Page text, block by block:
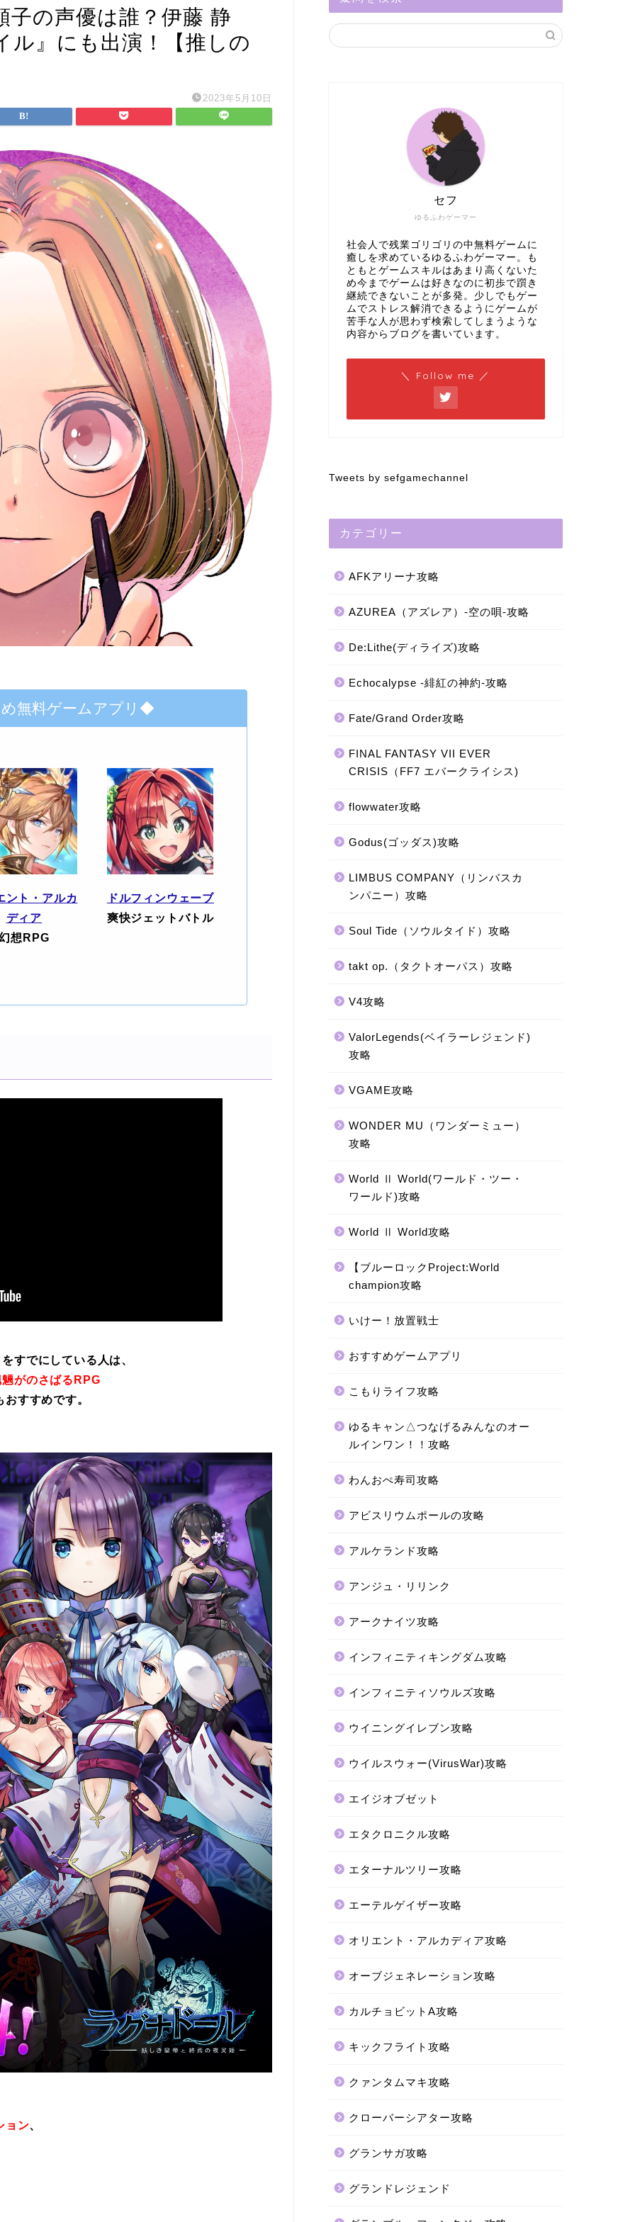
子の声優は誰？伊藤 静
ル』にも出演！【推しの
2023年5月10日
無料ゲームアプリ◆
ント・アルカ
ディア
想RPG
ドルフィンウェーブ
爽快ジェットバトル
すでにしている人は、
がのさばるRPG
おすすめです。
ョン、
ゆるふわゲーマー
セフ
社会人で残業ゴリゴリの中無料ゲームに
癒しを求めているゆるふわゲーマー。も
ともとゲームスキルはあまり高くないた
め今までゲームは好きなのに初歩で躓き
継続できないことが多発。少しでもゲー
ムでストレス解消できるようにゲームが
苦手な人が思わず検索してしまうような
内容からブログを書いています。
＼ Follow me ／
Tweets by sefgamechannel
カテゴリー
AFKアリーナ攻略
AZUREA（アズレア）-空の唄-攻略
De:Lithe(ディライズ)攻略
Echocalypse -緋紅の神約-攻略
Fate/Grand Order攻略
FINAL FANTASY VII EVER
CRISIS（FF7 エバークライシス)
flowwater攻略
Godus(ゴッダス)攻略
LIMBUS COMPANY（リンバスカ
ンパニー）攻略
Soul Tide（ソウルタイド）攻略
takt op.（タクトオーパス）攻略
V4攻略
ValorLegends(ベイラーレジェンド)
攻略
VGAME攻略
WONDER MU（ワンダーミュー）
攻略
World Ⅱ World(ワールド・ツー・
ワールド)攻略
World Ⅱ World攻略
【ブルーロックProject:World
champion攻略
いけー！放置戦士
おすすめゲームアプリ
こもりライフ攻略
ゆるキャン△つなげるみんなのオー
ルインワン！！攻略
わんおぺ寿司攻略
アビスリウムポールの攻略
アルケランド攻略
アンジュ・リリンク
アークナイツ攻略
インフィニティキングダム攻略
インフィニティソウルズ攻略
ウイニングイレブン攻略
ウイルスウォー(VirusWar)攻略
エイジオブゼット
エタクロニクル攻略
エターナルツリー攻略
エーテルゲイザー攻略
オリエント・アルカディア攻略
オーブジェネレーション攻略
カルチョビットA攻略
キックフライト攻略
クァンタムマキ攻略
クローバーシアター攻略
グランサガ攻略
グランドレジェンド